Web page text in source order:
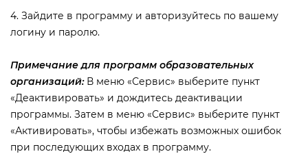
4. Зайдите в программу и авторизуйтесь по вашему
логину и паролю.
Примечание для программ образовательных
организаций:меню «Сервис» выберите пункт
«Деактивировать» и дождитесь деактивации
программы. Затем в меню «Сервис» выберите пункт
«Активировать», чтобы избежать возможных ошибок
при последующих входах в программу.